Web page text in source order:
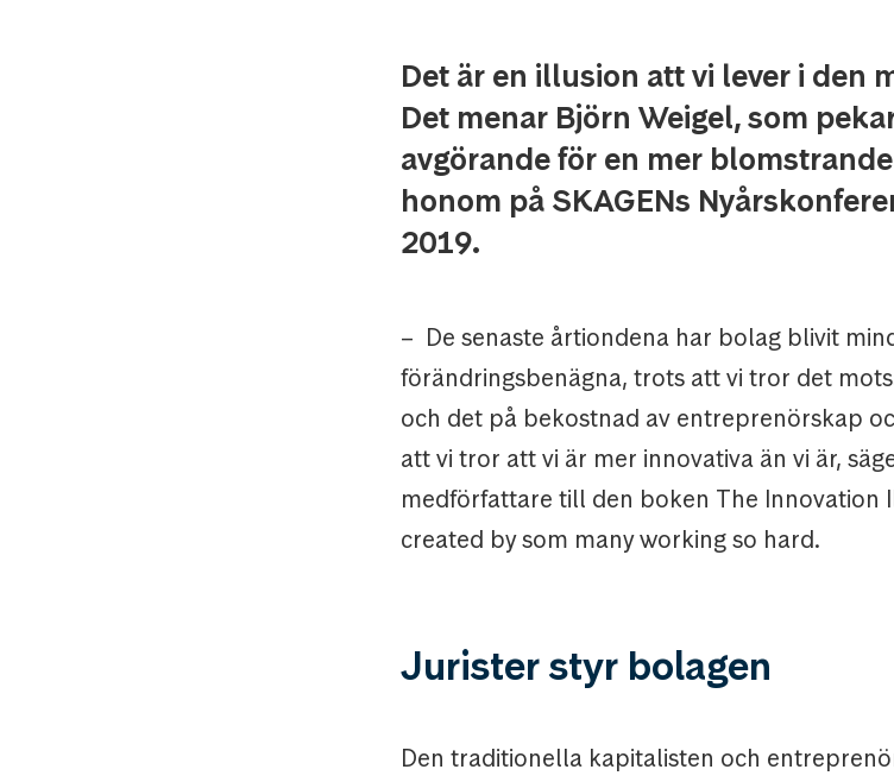
Det är en illusion att vi lever i den
Det menar Björn Weigel, som
avgörande för en mer
honom på SKAGENs
2019.
– De senaste årtiondena har bolag blivit
förändringsbenägna, trots att vi tror det
och det på bekostnad av entreprenörskap
att vi tror att vi är mer innovativa än vi är,
medförfattare till den boken The Innovation
created by som many working so hard.
Jurister styr bolagen
Den traditionella kapitalisten och